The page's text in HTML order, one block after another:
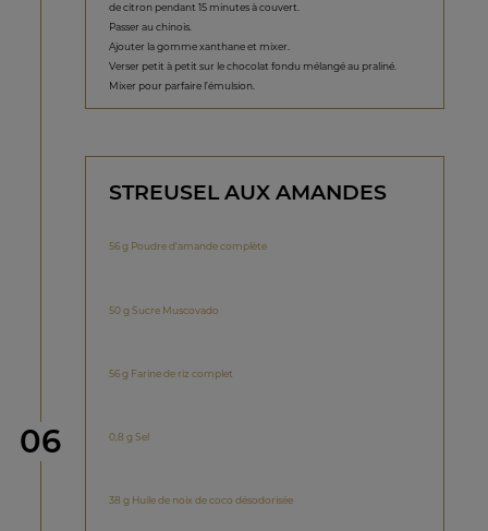
de citron pendant 15 minutes à couvert.
Passer au chinois.
Ajouter la gomme xanthane et mixer.
Verser petit à petit sur le chocolat fondu mélangé au praliné.
Mixer pour parfaire l’émulsion.
étape
06
STREUSEL AUX AMANDES
56 g Poudre d’amande complète
50 g Sucre Muscovado
56 g Farine de riz complet
0,8 g Sel
38 g Huile de noix de coco désodorisée